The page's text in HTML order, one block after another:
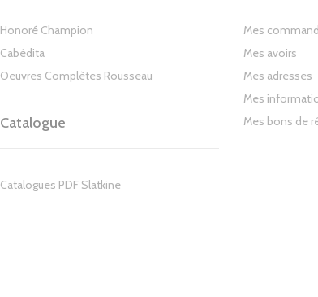
Honoré Champion
Cabédita
Oeuvres Complètes Rousseau
Catalogue
Catalogues PDF Slatkine
Mes
Mes avoirs
Mes adresses
Mes
Mes bons de